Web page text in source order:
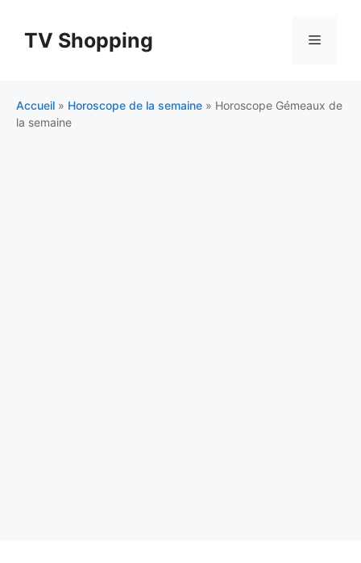
contenuTV Shopping Menu
Accueil » Horoscope de la semaine » Horoscope Gémeaux de
la semaine